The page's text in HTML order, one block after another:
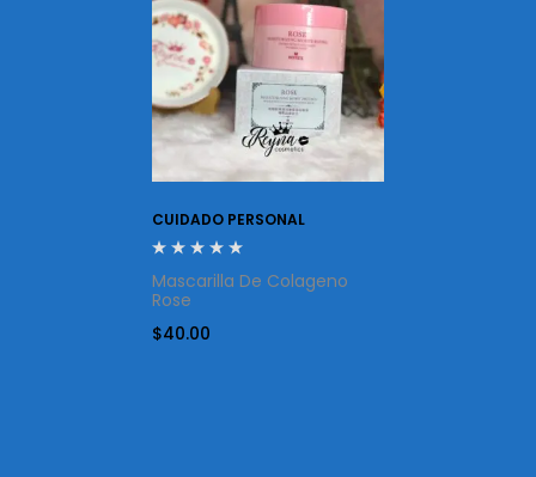
CUIDADO PERSONAL
Mascarilla De Colageno
Rose
$40.00